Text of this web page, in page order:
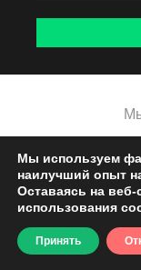
Мы используем
наилучший опыт
Оставаясь на
использования
Принять